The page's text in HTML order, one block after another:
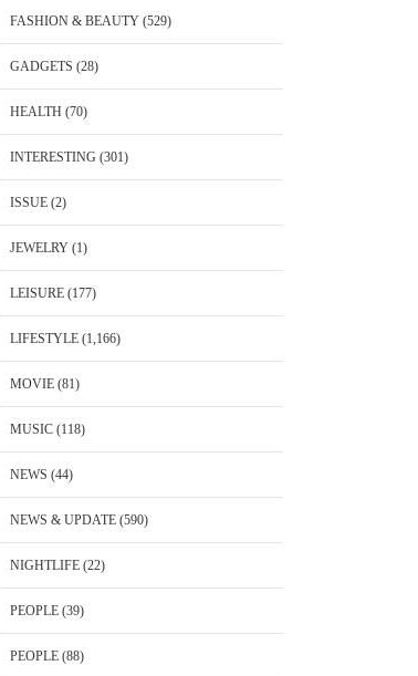
FASHION & BEAUTY(529)
GADGETS (28)
HEALTH (70)
INTERESTING (301)
ISSUE(2)
JEWELRY(1)
LEISURE(177)
LIFESTYLE(1,166)
MOVIE(81)
MUSIC(118)
NEWS (44)
NEWS & UPDATE(590)
NIGHTLIFE(22)
PEOPLE(39)
PEOPLE(88)